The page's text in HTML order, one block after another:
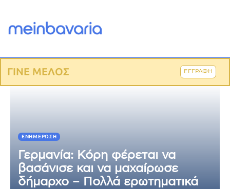
ΓΙΝΕ ΜΕΛΟΣ ΕΓΓΡΑΦΗ
ΕΝΗΜΈΡΩΣΗ
Γερμανία: Κόρη φέρεται να
βασάνισε και να μαχαίρωσε
δήμαρχο – Πολλά ερωτηματικά